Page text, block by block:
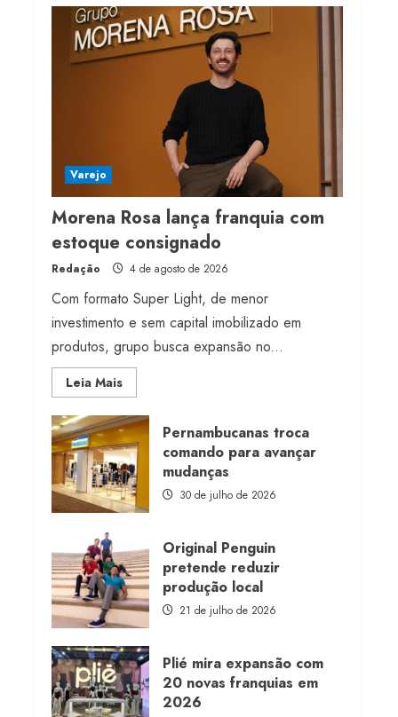
Projeto testa passaporte
digital na moda nacional
4 de agosto de 2026
Morena Rosa lança
franquia com estoque
consignado
4 de agosto de 2026
Varejo
Morena Rosa lança franquia com
estoque consignado
Redação 4 de agosto de 2026
Com formato Super Light, de menor
investimento e sem capital imobilizado em
produtos, grupo busca expansão no...
Leia MaisRead
more
Morena
Rosa
lança
franquia
com
estoque
consignado
Pernambucanas troca
comando para avançar
mudanças
30 de julho de 2026
Original Penguin
pretende reduzir
produção local
21 de julho de 2026
Plié mira expansão com
20 novas franquias em
2026